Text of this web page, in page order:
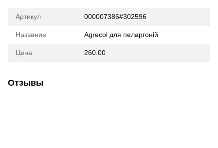
Артикул 000007386#302596
Название Agrecol для пеларгоній
Цена 260.00
Отзывы